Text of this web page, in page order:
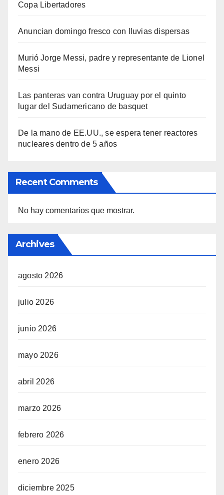
Copa Libertadores
Anuncian domingo fresco con lluvias dispersas
Murió Jorge Messi, padre y representante de Lionel
Messi
Las panteras van contra Uruguay por el quinto
lugar del Sudamericano de basquet
De la mano de EE.UU., se espera tener reactores
nucleares dentro de 5 años
Recent Comments
No hay comentarios que mostrar.
Archives
agosto 2026
julio 2026
junio 2026
mayo 2026
abril 2026
marzo 2026
febrero 2026
enero 2026
diciembre 2025